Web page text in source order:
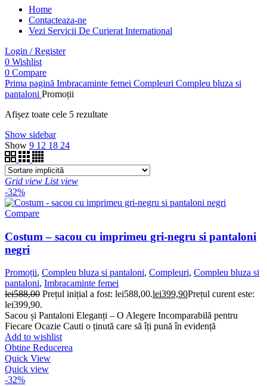
Home
Contacteaza-ne
Vezi Servicii De Curierat International
Login / Register
0 Wishlist
0 Compare
Prima pagină Imbracaminte femei Compleuri Compleu bluza si
pantaloni Promoții
Afișez toate cele 5 rezultate
Show sidebar
Show 9 12 18 24
Grid view List view
-32%
Compare
Costum – sacou cu imprimeu gri-negru si pantaloni
negri
Promoții, Compleu bluza si pantaloni, Compleuri, Compleu bluza si
pantaloni, Imbracaminte femei
lei588,00 Prețul inițial a fost: lei588,00.lei399,90Prețul curent este:
lei399,90.
Sacou și Pantaloni Eleganți – O Alegere Incomparabilă pentru
Fiecare Ocazie Cauti o ținută care să îți pună în evidență
Add to wishlist
Obtine Reducerea
Quick View
Quick view
-32%